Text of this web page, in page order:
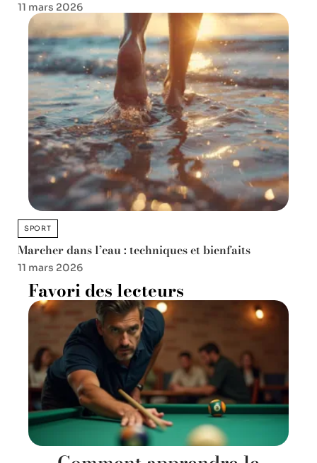
11 mars 2026
SPORT
Marcher dans l’eau : techniques et bienfaits
11 mars 2026
Favori des lecteurs